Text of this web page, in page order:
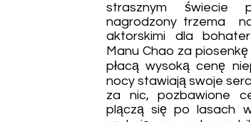
strasznym świecie
nagrodzony trzema
aktorskimi dla
Manu Chao za
płacą wysoką cenę
nocy stawiają swoje
za nic, pozbawione
plączą się po lasach